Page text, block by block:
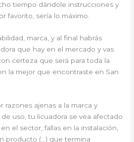
tiempo dándole instrucciones y
favorito, sería lo máximo.
marca, y al final habrás
que hay en el mercado y vas
certeza que será para toda la
la mejor que encontraste en San
razones ajenas a la marca y
uso, tu licuadora se vea afectado
el sector, fallas en la instalación,
producto (…) que termina